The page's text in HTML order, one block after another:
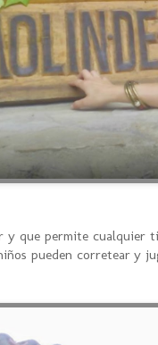
que permite cualquier
pueden corretear